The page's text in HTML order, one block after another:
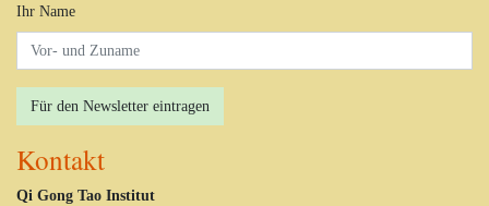
Ihr Name
Für den Newsletter eintragen
Kontakt
Qi Gong Tao Institut